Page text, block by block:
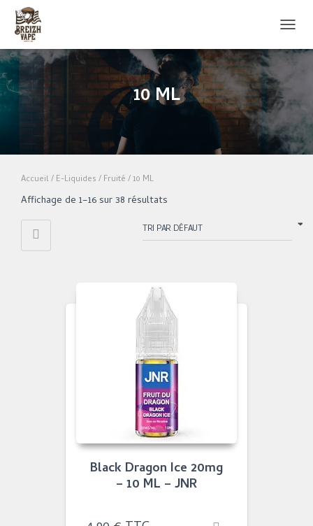
10 ML
Accueil/ E-Liquides / Fruité / 10 ML
Affichage de 1–16 sur 38 résultats
Black Dragon Ice 20mg
– 10 ML – JNR